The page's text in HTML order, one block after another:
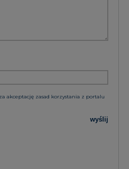
akceptację zasad korzystania z portalu
wyślij